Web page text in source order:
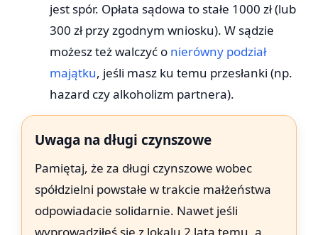
jest spór. Opłata sądowa to stałe 1000 zł (lub
300 zł przy zgodnym wniosku). W sądzie
możesz też walczyć o nierówny podział
majątku, jeśli masz ku temu przesłanki (np.
hazard czy alkoholizm partnera).
Uwaga na długi czynszowe
Pamiętaj, że za długi czynszowe wobec
spółdzielni powstałe w trakcie małżeństwa
odpowiadacie solidarnie. Nawet jeśli